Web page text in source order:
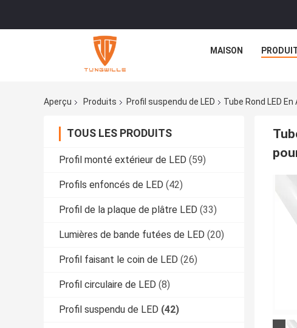
MAISON
Aperçu Produits Profil suspendu de LED Tube Rond LED
TOUS LES PRODUITS
Profil monté extérieur de LED (59)
Profils enfoncés de LED (42)
Profil de la plaque de plâtre LED (33)
Lumières de bande futées de LED (20)
Profil faisant le coin de LED (26)
Profil circulaire de LED (8)
Profil suspendu de LED (42)